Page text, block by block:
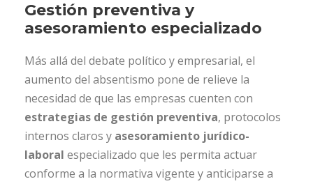
Gestión preventiva y
asesoramiento especializado
Más allá del debate político y empresarial, el
aumento del absentismo pone de relieve la
necesidad de que las empresas cuenten con
estrategias de gestión preventiva, protocolos
internos claros y asesoramiento jurídico-
laboral especializado que les permita actuar
conforme a la normativa vigente y anticiparse a